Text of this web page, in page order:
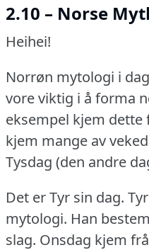
2.10 – Norse
Heihei!
Norrøn mytologi i
vore viktig i å forma
eksempel kjem dette
kjem mange av
Tysdag (den andre
Det er Tyr sin dag.
mytologi. Han
slag. Onsdag kjem